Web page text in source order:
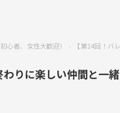
心者、女性大歓迎） 【第14回！
りに楽しい仲間と一